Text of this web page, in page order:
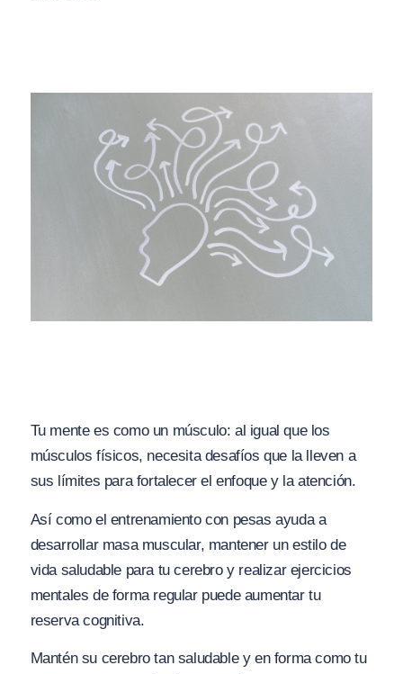
Tu mente es como un músculo: al igual que los
músculos físicos, necesita desafíos que la lleven a
sus límites para fortalecer el enfoque y la atención.
Así como el entrenamiento con pesas ayuda a
desarrollar masa muscular, mantener un estilo de
vida saludable para tu cerebro y realizar ejercicios
mentales de forma regular puede aumentar tu
reserva cognitiva.
Mantén su cerebro tan saludable y en forma como tu